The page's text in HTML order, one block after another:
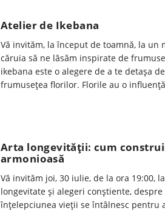
Atelier de Ikebana
Vă invităm, la început de toamnă, la un
căruia să ne lăsăm inspirate de
ikebana este o alegere de a te detaşa
frumuseţea florilor. Florile au o
Arta longevității: cum
armonioasă
Vă invităm joi, 30 iulie, de la ora 19:00,
longevitate și alegeri conștiente,
înțelepciunea vieții se întâlnesc pentru